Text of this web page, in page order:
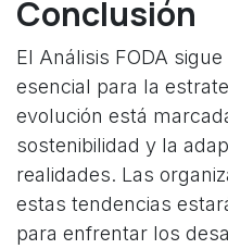
Conclusión
El Análisis FODA
esencial para la
evolución está
sostenibilidad y la
realidades. Las
estas tendencias
para enfrentar los